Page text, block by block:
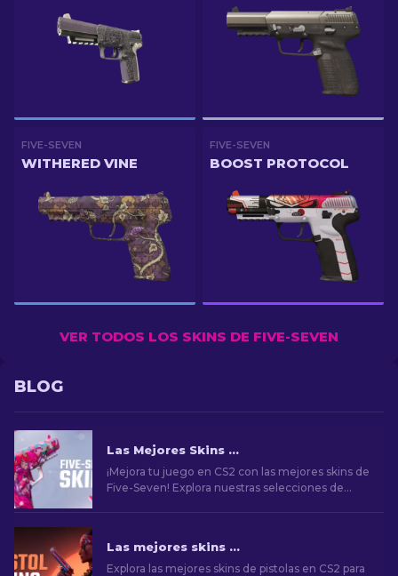
FIVE-SEVEN
WITHERED VINE
FIVE-SEVEN
BOOST PROTOCOL
VER TODOS LOS SKINS DE FIVE-SEVEN
BLOG
Las Mejores Skins para Five-Seven en CS2 [2026]
¡Mejora tu juego en CS2 con las mejores skins de
Five-Seven! Explora nuestras selecciones de
Las mejores skins de pistolas en CS2 [2026]
Explora las mejores skins de pistolas en CS2 para